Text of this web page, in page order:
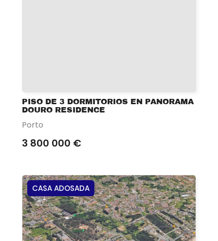
PISO DE 3 DORMITORIOS EN PANORAMA
DOURO RESIDENCE
Porto
3 800 000 €
CASA ADOSADA